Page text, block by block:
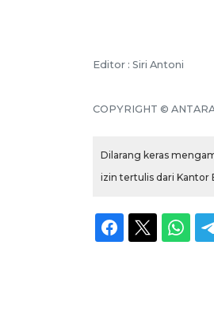
Editor : Siri Antoni
COPYRIGHT ©
Dilarang keras
izin tertulis dari Kantor